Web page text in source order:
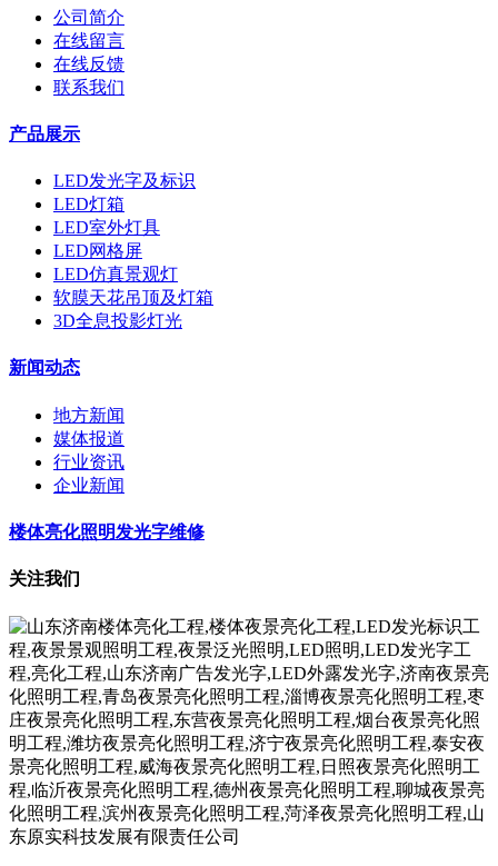
公司简介
在线留言
在线反馈
联系我们
产品展示
LED发光字及标识
LED灯箱
LED室外灯具
LED网格屏
LED仿真景观灯
软膜天花吊顶及灯箱
3D全息投影灯光
新闻动态
地方新闻
媒体报道
行业资讯
企业新闻
楼体亮化照明发光字维修
关注我们